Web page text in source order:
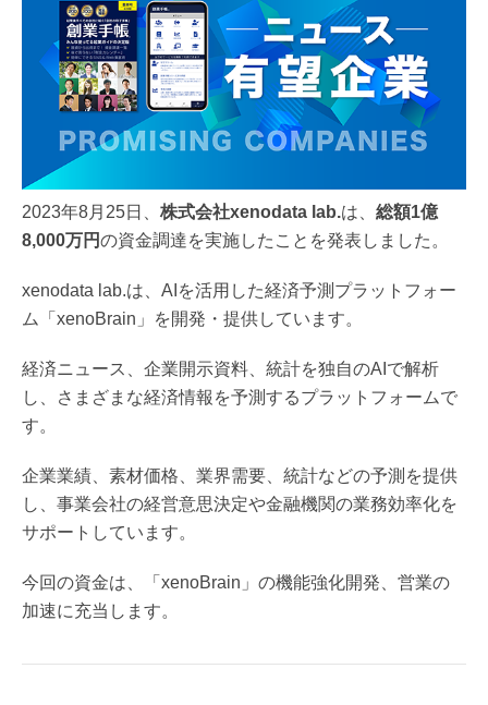
2023年8月25日、 株式会社xenodata lab.は、 総額1億
8,000万円の資金調達を実施したことを発表しました。
xenodata lab.は、AIを活用した経済予測プラットフォー
ム「xenoBrain」を開発・提供しています。
経済ニュース、企業開示資料、統計を独自のAIで解析
し、さまざまな経済情報を予測するプラットフォームで
す。
企業業績、素材価格、業界需要、統計などの予測を提供
し、事業会社の経営意思決定や金融機関の業務効率化を
サポートしています。
今回の資金は、「xenoBrain」の機能強化開発、営業の
加速に充当します。